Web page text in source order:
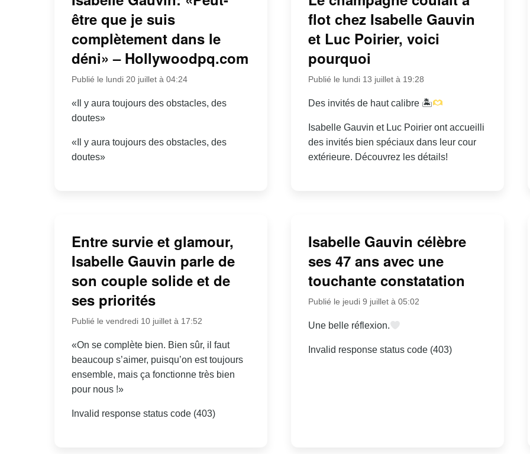
être que je suis
complètement dans le
déni» – Hollywoodpq.com
Publié le lundi 20 juillet à 04:24
«Il y aura toujours des obstacles, des
doutes»
«Il y aura toujours des obstacles, des
doutes»
flot chez Isabelle Gauvin
et Luc Poirier, voici
pourquoi
Publié le lundi 13 juillet à 19:28
Des invités de haut calibre 🏝
Isabelle Gauvin et Luc Poirier ont accueilli
des invités bien spéciaux dans leur cour
extérieure. Découvrez les détails!
Entre survie et glamour,
Isabelle Gauvin parle de
son couple solide et de
ses priorités
Publié le vendredi 10 juillet à 17:52
«On se complète bien. Bien sûr, il faut
beaucoup s’aimer, puisqu’on est toujours
ensemble, mais ça fonctionne très bien
pour nous !»
Invalid response status code (403)
Isabelle Gauvin célèbre
ses 47 ans avec une
touchante constatation
Publié le jeudi 9 juillet à 05:02
Une belle réflexion.
Invalid response status code (403)